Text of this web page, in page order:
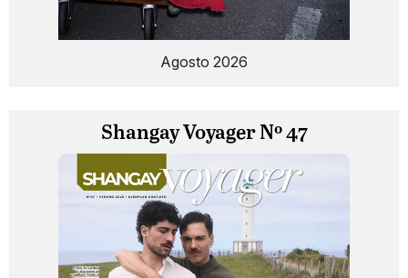
Agosto 2026
Shangay Voyager Nº 47